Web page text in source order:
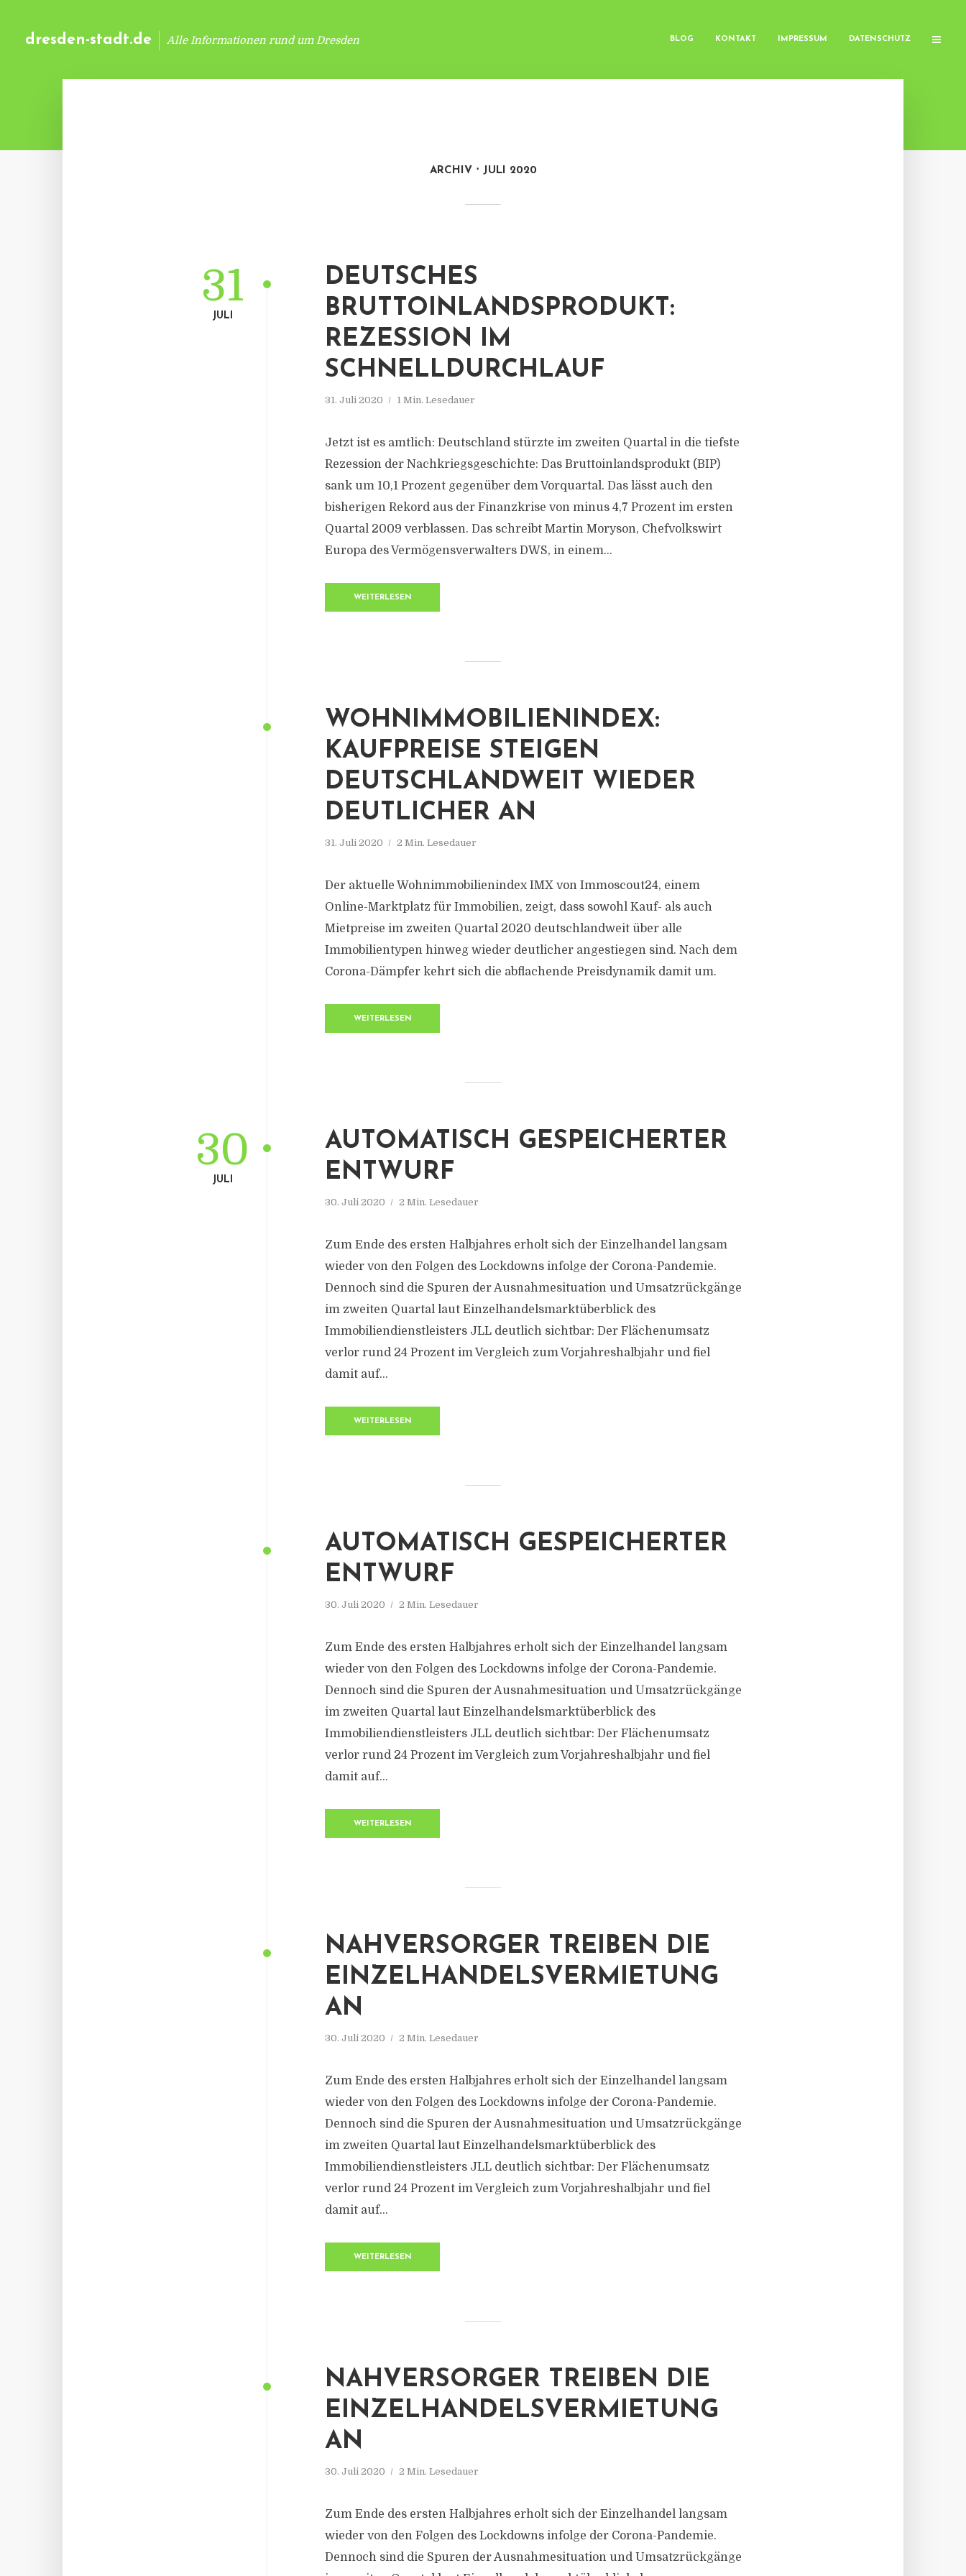
dresden-stadt.de Alle Informationen rund um Dresden BLOG KONTAKT IMPRESSUM DATENSCHUTZ
ARCHIV JULI 2020
DEUTSCHES
BRUTTOINLANDSPRODUKT:
REZESSION IM
SCHNELLDURCHLAUF
31. Juli 2020 1 Min. Lesedauer
31
JULI
Jetzt ist es amtlich: Deutschland stürzte im zweiten Quartal in die tiefste
Rezession der Nachkriegsgeschichte: Das Bruttoinlandsprodukt (BIP)
sank um 10,1 Prozent gegenüber dem Vorquartal. Das lässt auch den
bisherigen Rekord aus der Finanzkrise von minus 4,7 Prozent im ersten
Quartal 2009 verblassen. Das schreibt Martin Moryson, Chefvolkswirt
Europa des Vermögensverwalters DWS, in einem...
WEITERLESEN
WOHNIMMOBILIENINDEX:
KAUFPREISE STEIGEN
DEUTSCHLANDWEIT WIEDER
DEUTLICHER AN
31. Juli 2020 2 Min. Lesedauer
Der aktuelle Wohnimmobilienindex IMX von Immoscout24, einem
Online-Marktplatz für Immobilien, zeigt, dass sowohl Kauf- als auch
Mietpreise im zweiten Quartal 2020 deutschlandweit über alle
Immobilientypen hinweg wieder deutlicher angestiegen sind. Nach dem
Corona-Dämpfer kehrt sich die abflachende Preisdynamik damit um.
WEITERLESEN
AUTOMATISCH GESPEICHERTER
ENTWURF
30. Juli 2020 2 Min. Lesedauer
30
JULI
Zum Ende des ersten Halbjahres erholt sich der Einzelhandel langsam
wieder von den Folgen des Lockdowns infolge der Corona-Pandemie.
Dennoch sind die Spuren der Ausnahmesituation und Umsatzrückgänge
im zweiten Quartal laut Einzelhandelsmarktüberblick des
Immobiliendienstleisters JLL deutlich sichtbar: Der Flächenumsatz
verlor rund 24 Prozent im Vergleich zum Vorjahreshalbjahr und fiel
damit auf...
WEITERLESEN
AUTOMATISCH GESPEICHERTER
ENTWURF
30. Juli 2020 2 Min. Lesedauer
Zum Ende des ersten Halbjahres erholt sich der Einzelhandel langsam
wieder von den Folgen des Lockdowns infolge der Corona-Pandemie.
Dennoch sind die Spuren der Ausnahmesituation und Umsatzrückgänge
im zweiten Quartal laut Einzelhandelsmarktüberblick des
Immobiliendienstleisters JLL deutlich sichtbar: Der Flächenumsatz
verlor rund 24 Prozent im Vergleich zum Vorjahreshalbjahr und fiel
damit auf...
WEITERLESEN
NAHVERSORGER TREIBEN DIE
EINZELHANDELSVERMIETUNG
AN
30. Juli 2020 2 Min. Lesedauer
Zum Ende des ersten Halbjahres erholt sich der Einzelhandel langsam
wieder von den Folgen des Lockdowns infolge der Corona-Pandemie.
Dennoch sind die Spuren der Ausnahmesituation und Umsatzrückgänge
im zweiten Quartal laut Einzelhandelsmarktüberblick des
Immobiliendienstleisters JLL deutlich sichtbar: Der Flächenumsatz
verlor rund 24 Prozent im Vergleich zum Vorjahreshalbjahr und fiel
damit auf...
WEITERLESEN
NAHVERSORGER TREIBEN DIE
EINZELHANDELSVERMIETUNG
AN
30. Juli 2020 2 Min. Lesedauer
Zum Ende des ersten Halbjahres erholt sich der Einzelhandel langsam
wieder von den Folgen des Lockdowns infolge der Corona-Pandemie.
Dennoch sind die Spuren der Ausnahmesituation und Umsatzrückgänge